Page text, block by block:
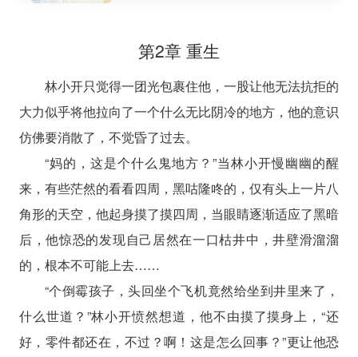
第2章 重生
林小开只觉得一团光包裹住他，一股让他无法抗拒的
大力似乎将他拉向了一个什么无比阴冷的地方，他的意识
仿佛要消散了，不觉昏了过去。
“妈的，这是个什么鬼地方？”当林小开慢幽幽的醒
来，有些茫然的看看四周，黑咕隆咚的，仅有头上一片八
角形的天空，他起身摸了摸四周，当眼睛逐渐适应了黑暗
后，他惊恐的发现自己居然在一口枯井中，井壁滑溜溜
的，根本不可能上去……
“个倒霉孩子，头回坐个飞机竟然给坐到井里来了，
什么世道？”林小开愤然想道，他不由摸了摸身上，“还
好，零件都还在，不过？啊！这是怎么回事？”更让他恐